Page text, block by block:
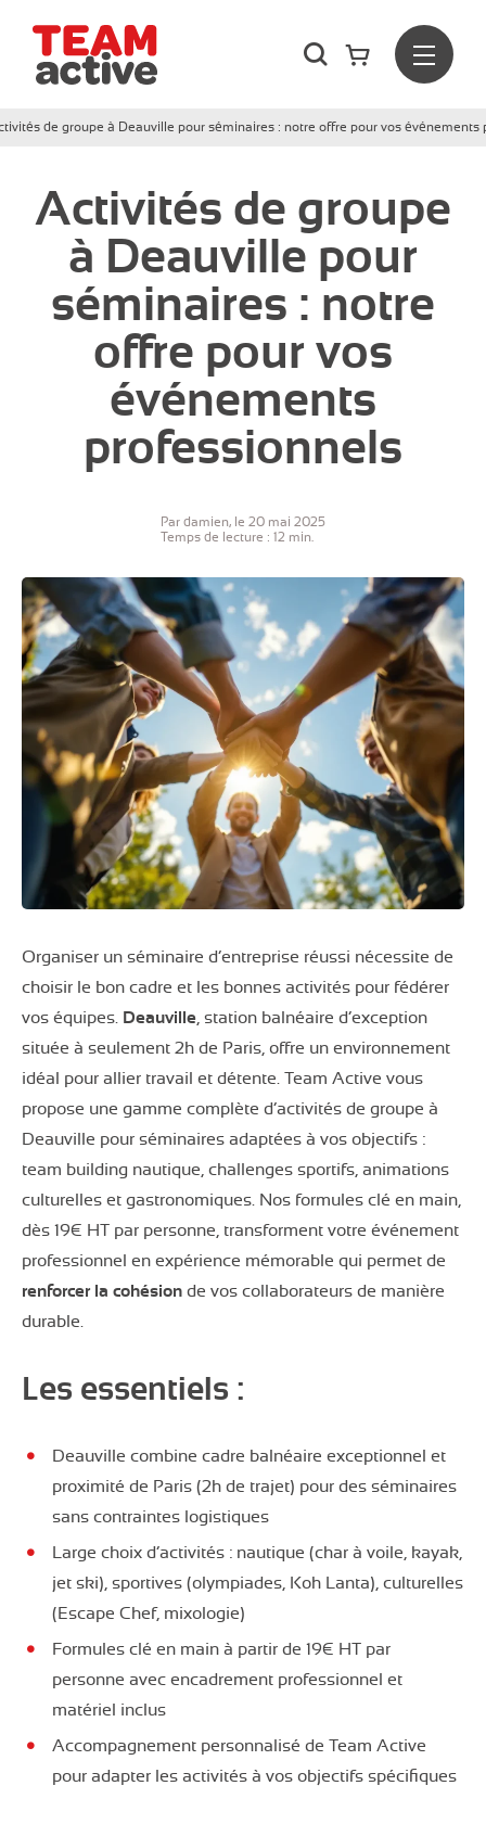
Rechercher
Menu
de groupe à Deauville pour séminaires : notre offre pour vos événements
Activités de groupe
à Deauville pour
séminaires : notre
offre pour vos
événements
professionnels
Par damien, le 20 mai 2025
Temps de lecture : 12 min.
Organiser un séminaire d’entreprise réussi nécessite de
choisir le bon cadre et les bonnes activités pour fédérer
vos équipes. Deauville, station balnéaire d’exception
située à seulement 2h de Paris, offre un environnement
idéal pour allier travail et détente. Team Active vous
propose une gamme complète d’activités de groupe à
Deauville pour séminaires adaptées à vos objectifs :
team building nautique, challenges sportifs, animations
culturelles et gastronomiques. Nos formules clé en main,
dès 19€ HT par personne, transforment votre événement
professionnel en expérience mémorable qui permet de
renforcer la cohésion de vos collaborateurs de manière
durable.
Les essentiels :
Deauville combine cadre balnéaire exceptionnel et
proximité de Paris (2h de trajet) pour des séminaires
sans contraintes logistiques
Large choix d’activités : nautique (char à voile, kayak,
jet ski), sportives (olympiades, Koh Lanta), culturelles
(Escape Chef, mixologie)
Formules clé en main à partir de 19€ HT par
personne avec encadrement professionnel et
matériel inclus
Accompagnement personnalisé de Team Active
pour adapter les activités à vos objectifs spécifiques